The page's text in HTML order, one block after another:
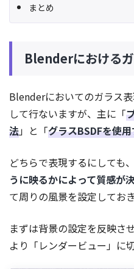
まとめ
Blenderにおける
Blenderにおいてのガラス
して行ないますが、主に「
法」と「グラスBSDFを使
どちらで表現するにしても、
うに映るかによって質感が
て周りの風景を設定してお
まずは背景の設定を反映さ
より「レンダービュー」に